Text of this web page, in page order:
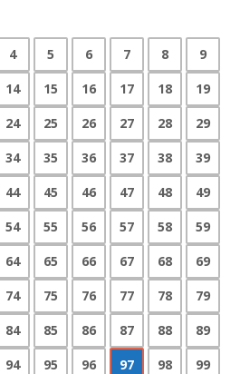
4 5 6 7 8
9
14 15 16 17 18
19
24 25 26 27 28
29
34 35 36 37 38
39
44 45 46 47 48
49
54 55 56 57 58
59
64 65 66 67 68
69
74 75 76 77 78
79
84 85 86 87 88
89
94 95 96 97 98
99